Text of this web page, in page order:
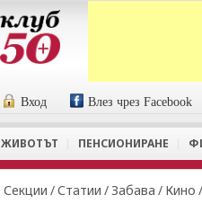
Вход Влез чрез Facebook
ЖИВОТЪТ ПЕНСИОНИРАНЕ
Секции /Статии / Забава / Кино /